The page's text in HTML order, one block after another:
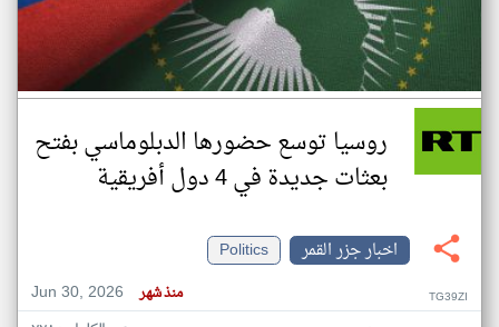
روسيا توسع حضورها الدبلوماسي بفتح
بعثات جديدة في 4 دول أفريقية
اخبار جزر القمر
Politics
Jun 30, 2026
منذ شهر TG39ZI